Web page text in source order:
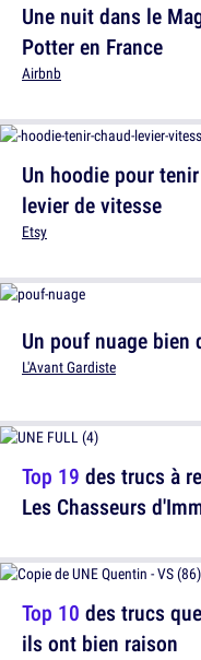
Un hoodie pour
levier de vitesse
Etsy
Top 19 des trucs à
Les Chasseurs
Une nuit dans le
Potter en France
Airbnb
Un pouf nuage bien
L'Avant Gardiste
Top 10 des trucs
ils ont bien raison